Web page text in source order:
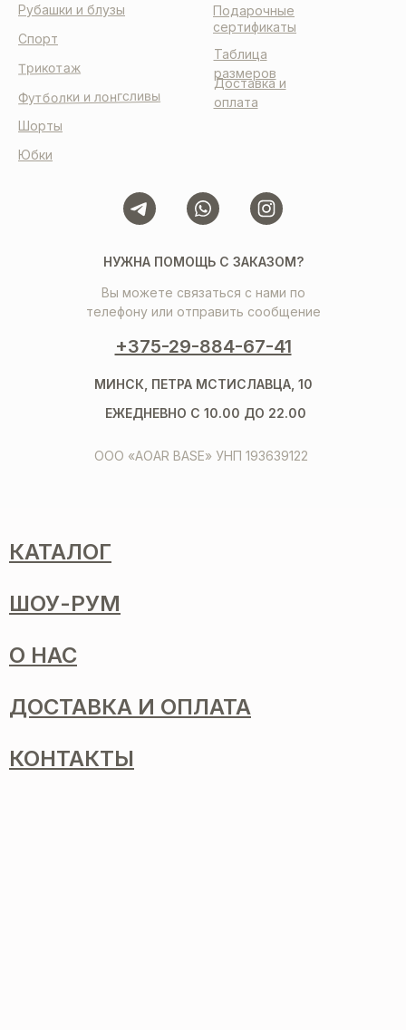
Таблица
размеров
Доставка и
оплата
Подарочные
сертификаты
НУЖНА ПОМОЩЬ С ЗАКАЗОМ?
Вы можете связаться с нами по
телефону или отправить сообщение
+375-29-884-67-41
ООО «AOAR BASE» УНП 193639122
МИНСК, ПЕТРА МСТИСЛАВЦА, 10
ЕЖЕДНЕВНО С 10.00 ДО 22.00
Шорты
Спорт
Рубашки и блузы
Трикотаж
Футболки и лонгсливы
Юбки
КАТАЛОГ
ШОУ-РУМ
О НАС
ДОСТАВКА И ОПЛАТА
КОНТАКТЫ